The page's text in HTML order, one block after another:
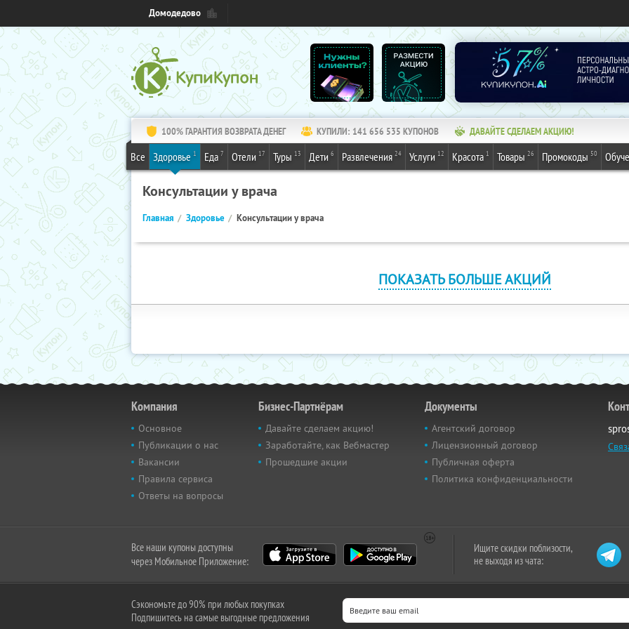
Домодедово
100% ГАРАНТИЯ ВОЗВРАТА ДЕНЕГ КУПИЛИ: 141 656 535 КУПОНОВ ДАВАЙТЕ СДЕЛАЕМ АКЦИЮ!
Все Здоровье 1 Еда 7 Отели 17 Туры 13 Дети 6 Развлечения 24 Услуги 12 Красота 1 Товары 26 Промокоды 50
Консультации у врача
Главная Здоровье Консультации у врача
ПОКАЗАТЬ БОЛЬШЕ АКЦИЙ
Компания
Основное
Публикации о нас
Вакансии
Правила сервиса
Ответы на вопросы
Бизнес-Партнёрам
Давайте сделаем акцию!
Заработайте, как Вебмастер
Прошедшие акции
Документы
Агентский договор
Лицензионный договор
Публичная оферта
Политика конфиденциальности
Все наши купоны доступны
через Мобильное Приложение:
Ищите скидки поблизости,
не выходя из чата:
Сэкономьте до 90% при любых покупках
Подпишитесь на самые выгодные предложения